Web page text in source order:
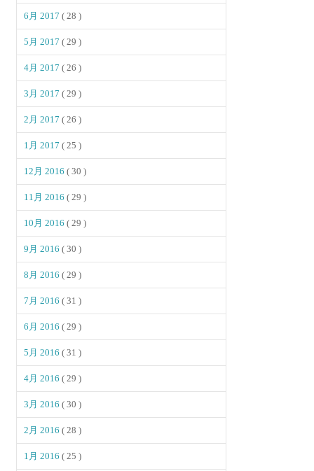
6月 2017( 28 )
5月 2017( 29 )
4月 2017( 26 )
3月 2017( 29 )
2月 2017( 26 )
1月 2017( 25 )
12月 2016( 30 )
11月 2016( 29 )
10月 2016( 29 )
9月 2016( 30 )
8月 2016( 29 )
7月 2016( 31 )
6月 2016( 29 )
5月 2016( 31 )
4月 2016( 29 )
3月 2016( 30 )
2月 2016( 28 )
1月 2016( 25 )